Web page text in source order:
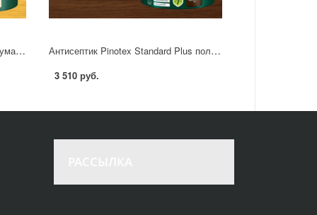
Пропитка Pinotex Classic Plus полуматовая прозрачный 2.5 л Антисептик Pinotex Standard Plus полуматовый тик 2.5 л
3 510 руб.